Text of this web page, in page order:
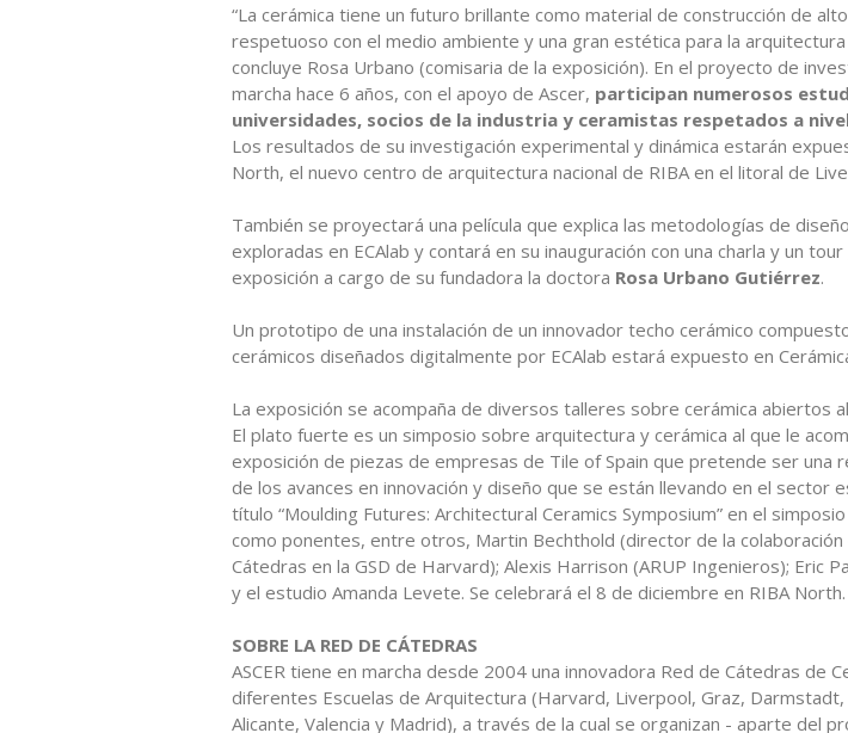
“La cerámica tiene un futuro brillante como material de construcción de
respetuoso con el medio ambiente y una gran estética para la arquitectura
concluye Rosa Urbano (comisaria de la exposición). En el proyecto de
marcha hace 6 años, con el apoyo de Ascer, participan numerosos
universidades, socios de la industria y ceramistas respetados a
Los resultados de su investigación experimental y dinámica estarán
North, el nuevo centro de arquitectura nacional de RIBA en el litoral de
También se proyectará una película que explica las metodologías de
exploradas en ECAlab y contará en su inauguración con una charla y un
exposición a cargo de su fundadora la doctora Rosa Urbano Gutiérrez.
Un prototipo de una instalación de un innovador techo cerámico
cerámicos diseñados digitalmente por ECAlab estará expuesto en
La exposición se acompaña de diversos talleres sobre cerámica abiertos
El plato fuerte es un simposio sobre arquitectura y cerámica al que le
exposición de piezas de empresas de Tile of Spain que pretende ser una
de los avances en innovación y diseño que se están llevando en el sector
título “Moulding Futures: Architectural Ceramics Symposium” en el
como ponentes, entre otros, Martin Bechthold (director de la colaboración
Cátedras en la GSD de Harvard); Alexis Harrison (ARUP Ingenieros); Eric
y el estudio Amanda Levete. Se celebrará el 8 de diciembre en RIBA North.
SOBRE LA RED DE CÁTEDRAS
ASCER tiene en marcha desde 2004 una innovadora Red de Cátedras de
diferentes Escuelas de Arquitectura (Harvard, Liverpool, Graz, Darmstadt,
Alicante, Valencia y Madrid), a través de la cual se organizan - aparte del